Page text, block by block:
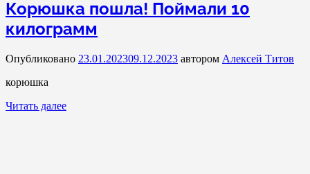
Корюшка пошла! Поймали 10
килограмм
Опубликовано 23.01.202309.12.2023 автором Алексей Титов
корюшка
Читать далее